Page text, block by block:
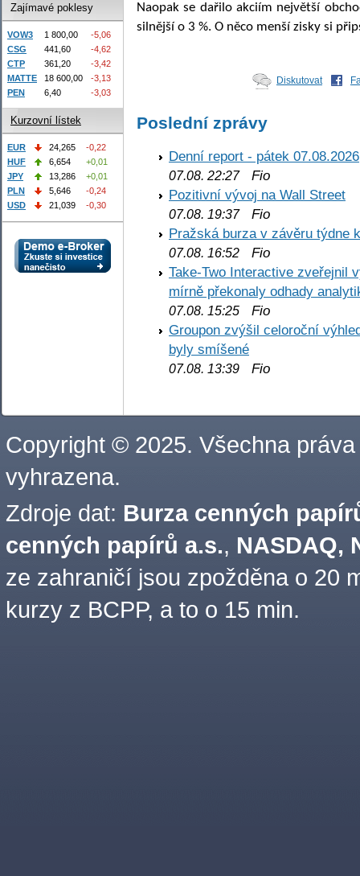
Naopak se dařilo akciím největší
silnější o 3 %. O něco menší zisky si
Diskutovat
Poslední zprávy
Denní report - pátek 07.08.2026
07.08. 22:27Fio
Pozitivní vývoj na Wall Street
07.08. 19:37Fio
Pražská burza v závěru týdne
07.08. 16:52 Fio
Take-Two Interactive zveřejnil
mírně překonaly odhady
07.08. 15:25 Fio
Groupon zvýšil celoroční
byly smíšené
07.08. 13:39 Fio
Zajímavé poklesy
VOW3 1 800,00
-5,06
CSG
441,60
-4,62
CTP
361,20
-3,42
MATTE
18 600,00
-3,13
PEN
6,40 -3,03
Kurzovní lístek
EUR 24,265
-0,22
HUF
6,654
+0,01
JPY
13,286
+0,01
PLN
5,646
-0,24
USD
21,039 -0,30
Copyright © 2025. Všechna práva
vyhrazena.
Zdroje dat: Burza cenných
cenných papírů a.s., NASDAQ,
ze zahraničí jsou zpožděna o 20
kurzy z BCPP, a to o 15 min.